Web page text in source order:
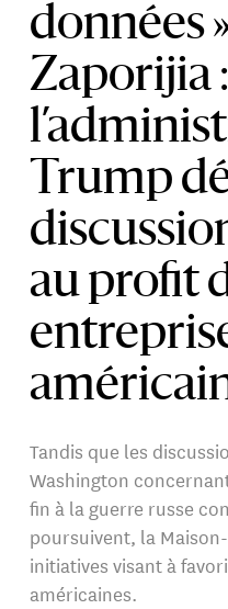
données
Zaporijia
Trump
au profit
Tandis que les
Washington
fin à la guerre russe
poursuivent, la
initiatives visant à
américaines.